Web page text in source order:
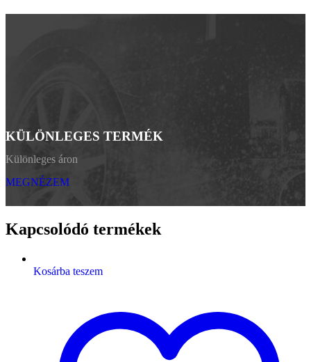
KÜLÖNLEGES TERMÉK
Különleges áron
MEGNÉZEM
Kapcsolódó termékek
Kosárba teszem